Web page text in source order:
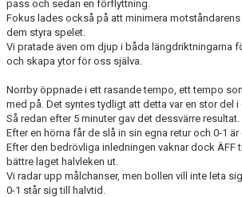
pass och sedan en förflyttning.
Fokus lades också på att minimera
dem styra spelet.
Vi pratade även om djup i båda längdriktningarna
och skapa ytor för oss själva.
Norrby öppnade i ett rasande tempo, ett tempo
med på. Det syntes tydligt att detta var en stor del
Så redan efter 5 minuter gav det dessvärre resultat.
Efter en hörna får de slå in sin egna retur och 0-1
Efter den bedrövliga inledningen vaknar dock ÄFF
bättre laget halvleken ut.
Vi radar upp målchanser, men bollen vill inte leta
0-1 står sig till halvtid.